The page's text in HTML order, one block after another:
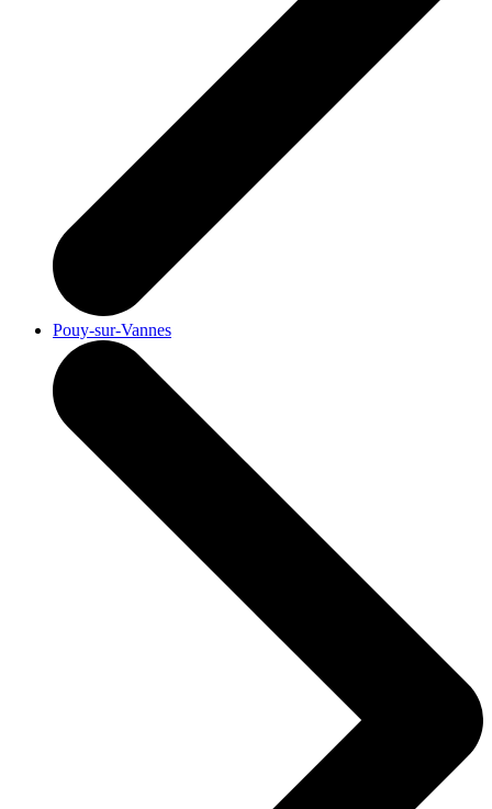
Pouy-sur-Vannes